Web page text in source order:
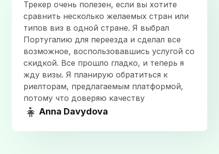
Екатерина помогала с проверкой и подачей
документов на испанский ВНЖ по Digital Nomad.
Быстро отвечала на все вопросы, грамотно
проверяла все документы и давала понятные
пояснения/рекомендации. Во время работы у меня
всегда было ощущение уверенного спокойствия
— я знал, что есть надежный человек, на
которого можно положиться. Так и вышло —
получил одобрение без дозапросов. Екатерине и
Миграну спасибо. Однозначно рекомендую! ;)
July 3, 2023
Трекер очень полезен, если вы хотите
сравнить несколько желаемых стран или
типов виз в одной стране. Я выбрал
Португалию для переезда и сделал все
возможное, воспользовавшись услугой со
скидкой. Все прошло гладко, и теперь я
жду визы. Я планирую обратиться к
риелторам, предлагаемым платформой,
потому что доверяю качеству
👧 Anna Davydova